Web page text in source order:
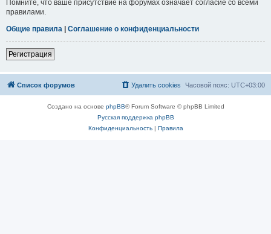
Помните, что ваше присутствие на форумах означает согласие со всеми
правилами.
Общие правила | Соглашение о конфиденциальности
Регистрация
Список форумов Часовой пояс: UTC+03:00
Удалить cookies
Создано на основе phpBB® Forum Software © phpBB Limited
Русская поддержка phpBB
Конфиденциальность| Правила